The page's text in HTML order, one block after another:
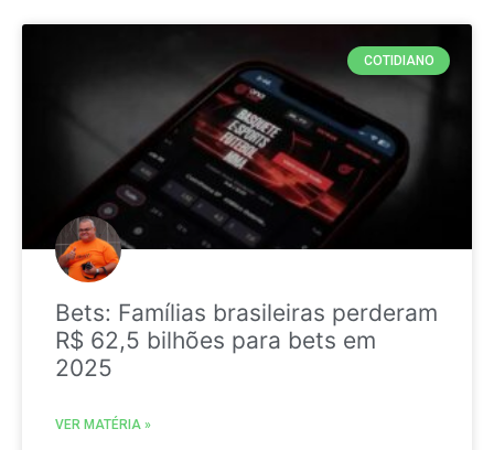
COTIDIANO
Bets: Famílias brasileiras perderam
R$ 62,5 bilhões para bets em
2025
VER MATÉRIA »